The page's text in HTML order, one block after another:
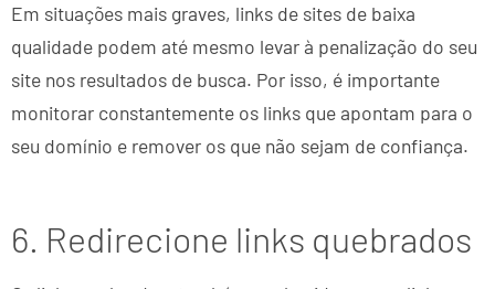
Em situações mais graves, links de sites de baixa
qualidade podem até mesmo levar à penalização do seu
site nos resultados de busca. Por isso, é importante
monitorar constantemente os links que apontam para o
seu domínio e remover os que não sejam de confiança.
6. Redirecione links quebrados